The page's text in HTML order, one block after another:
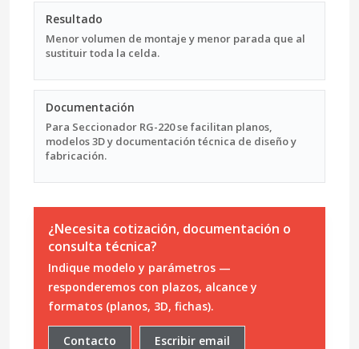
Resultado
Menor volumen de montaje y menor parada que al
sustituir toda la celda.
Documentación
Para Seccionador RG-220 se facilitan planos,
modelos 3D y documentación técnica de diseño y
fabricación.
¿Necesita cotización, documentación o
consulta técnica?
Indique modelo y parámetros —
responderemos con plazos, alcance y
formatos (planos, 3D, fichas).
Contacto Escribir email